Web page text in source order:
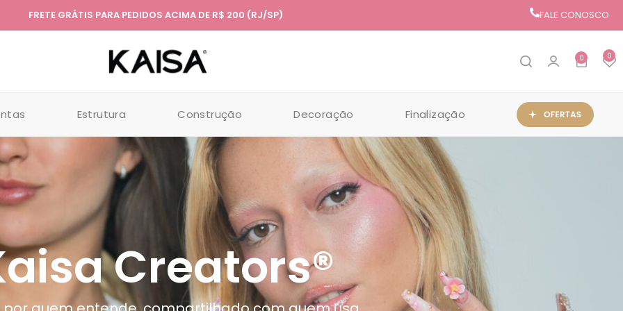
FRETE GRÁTIS PARA PEDIDOS ACIMA DE R$ 200 (RJ/SP) FALE CONOSCO
0 0
Estrutura Construção Decoração Finalização
Creators®